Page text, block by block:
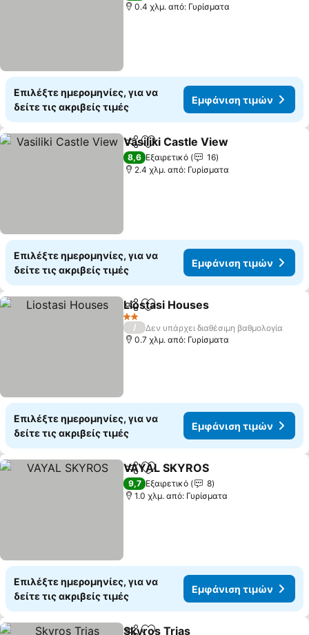
0.4 χλμ. από: Γυρίσματα
Επιλέξτε ημερομηνίες, για να
δείτε τις ακριβείς τιμές
Εμφάνιση τιμών
Κοινοποίηση
Προσθήκη στα αγαπημένα
Vasiliki Castle View
8,6 Εξαιρετικό
16
2.4 χλμ. από: Γυρίσματα
Επιλέξτε ημερομηνίες, για να
δείτε τις ακριβείς τιμές
Εμφάνιση τιμών
Κοινοποίηση
Προσθήκη στα αγαπημένα
Liostasi Houses
2 Αστέρια
/
Δεν υπάρχει διαθέσιμη βαθμολογία
0.7 χλμ. από: Γυρίσματα
Επιλέξτε ημερομηνίες, για να
δείτε τις ακριβείς τιμές
Εμφάνιση τιμών
Κοινοποίηση
Προσθήκη στα αγαπημένα
VAYAL SKYROS
9,7 Εξαιρετικό
8
1.0 χλμ. από: Γυρίσματα
Επιλέξτε ημερομηνίες, για να
δείτε τις ακριβείς τιμές
Εμφάνιση τιμών
Skyros Trias